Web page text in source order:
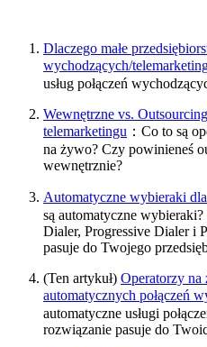
Dlaczego małe
wychodzących/
usług połączeń
Wewnętrzne vs.
telemarketingu ：Co to są
na żywo? Czy powinieneś
wewnętrznie?
Automatyczne wybieraki
są automatyczne
Dialer, Progressive Dialer i
pasuje do Twojego
(Ten artykuł) Operatorzy na
automatycznych połączeń
automatyczne usługi
rozwiązanie pasuje do